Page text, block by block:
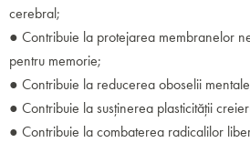
cerebral;
● Contribuie la protejarea membranelor
pentru memorie;
● Contribuie la reducerea oboselii
● Contribuie la susținerea plasticității
● Contribuie la combaterea radicalilor